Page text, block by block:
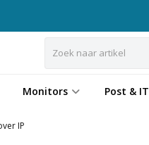
Monitors Post & IT
IP